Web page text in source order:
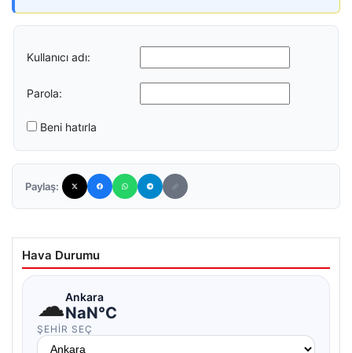
Kullanıcı adı:
Parola:
Beni hatırla
Paylaş:
Hava Durumu
☁Ankara
NaN°C
ŞEHIR SEÇ